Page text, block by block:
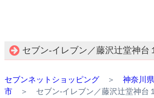
セブン‐イレブン／藤沢辻堂神台
セブンネットショッピング＞ 神奈川県
市＞ セブン‐イレブン／藤沢辻堂神台